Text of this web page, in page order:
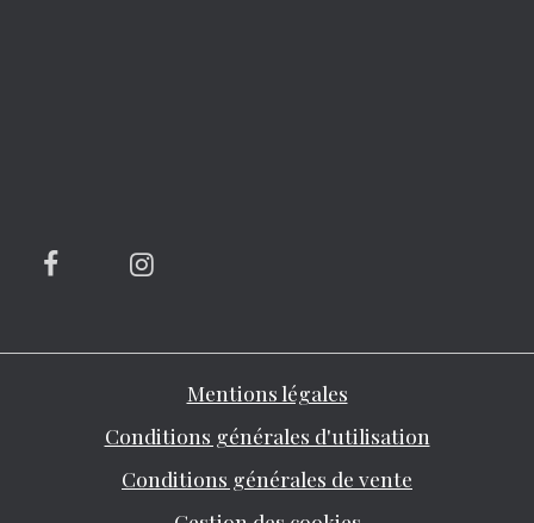
Mentions légales
Conditions générales d'utilisation
Conditions générales de vente